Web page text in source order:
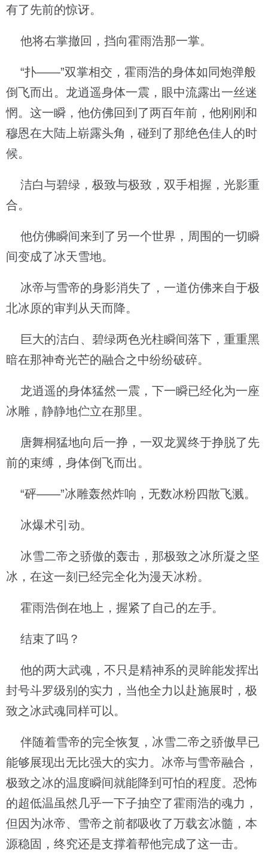
有了先前的惊讶。
他将右掌撤回，挡向霍雨浩那一掌。
“扑——”双掌相交，霍雨浩的身体如同炮弹般
倒飞而出。龙逍遥身体一震，眼中流露出一丝迷
惘。这一瞬，他仿佛回到了两百年前，他刚刚和
穆恩在大陆上崭露头角，碰到了那绝色佳人的时
候。
洁白与碧绿，极致与极致，双手相握，光影重
合。
他仿佛瞬间来到了另一个世界，周围的一切瞬
间变成了冰天雪地。
冰帝与雪帝的身影消失了，一道仿佛来自于极
北冰原的审判从天而降。
巨大的洁白、碧绿两色光柱瞬间落下，重重黑
暗在那神奇光芒的融合之中纷纷破碎。
龙逍遥的身体猛然一震，下一瞬已经化为一座
冰雕，静静地伫立在那里。
唐舞桐猛地向后一挣，一双龙翼终于挣脱了先
前的束缚，身体倒飞而出。
“砰——”冰雕轰然炸响，无数冰粉四散飞溅。
冰爆术引动。
冰雪二帝之骄傲的轰击，那极致之冰所凝之坚
冰，在这一刻已经完全化为漫天冰粉。
霍雨浩倒在地上，握紧了自己的左手。
结束了吗？
他的两大武魂，不只是精神系的灵眸能发挥出
封号斗罗级别的实力，当他全力以赴施展时，极
致之冰武魂同样可以。
伴随着雪帝的完全恢复，冰雪二帝之骄傲早已
能够展现出无比强大的实力。冰帝与雪帝融合，
极致之冰的温度瞬间就能降到可怕的程度。恐怖
的超低温虽然几乎一下子抽空了霍雨浩的魂力，
但因为冰帝、雪帝之前都吸收了万载玄冰髓，本
源稳固，终究还是支撑着帮他完成了这一击。